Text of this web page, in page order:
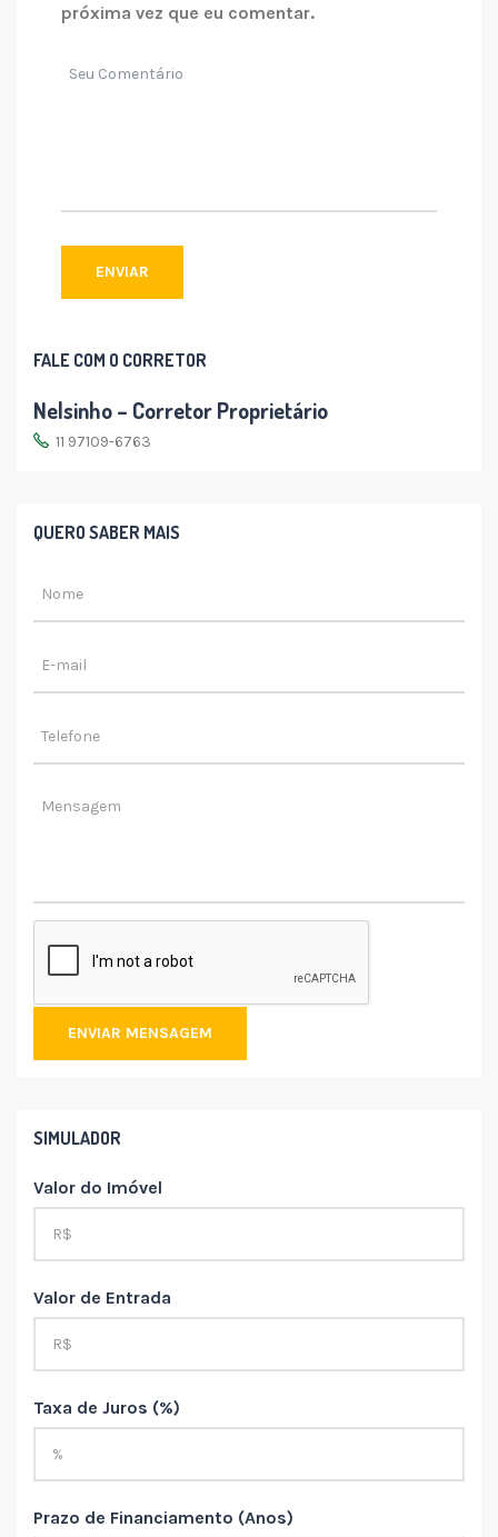
próxima vez que eu comentar.
FALE COM O CORRETOR
Nelsinho – Corretor Proprietário
11 97109-6763
QUERO SABER MAIS
ENVIAR MENSAGEM
SIMULADOR
Valor do Imóvel
Valor de Entrada
Taxa de Juros (%)
Prazo de Financiamento (Anos)